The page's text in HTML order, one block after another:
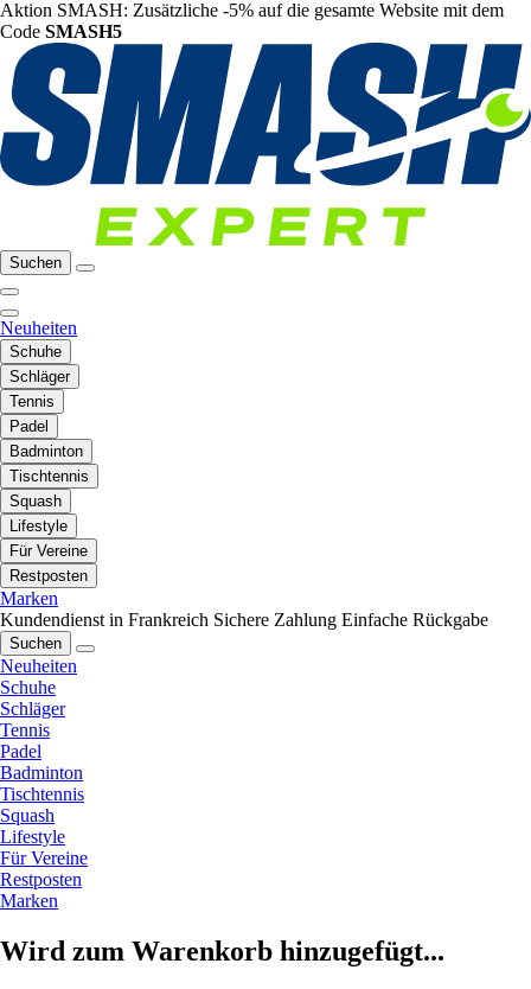
Aktion SMASH: Zusätzliche -5% auf die gesamte Website mit dem
Code SMASH5
Suchen
Neuheiten
Schuhe
Schläger
Tennis
Padel
Badminton
Tischtennis
Squash
Lifestyle
Für Vereine
Restposten
Marken
Kundendienst in Frankreich Sichere Zahlung Einfache Rückgabe
Suchen
Neuheiten
Schuhe
Schläger
Tennis
Padel
Badminton
Tischtennis
Squash
Lifestyle
Für Vereine
Restposten
Marken
Wird zum Warenkorb hinzugefügt...